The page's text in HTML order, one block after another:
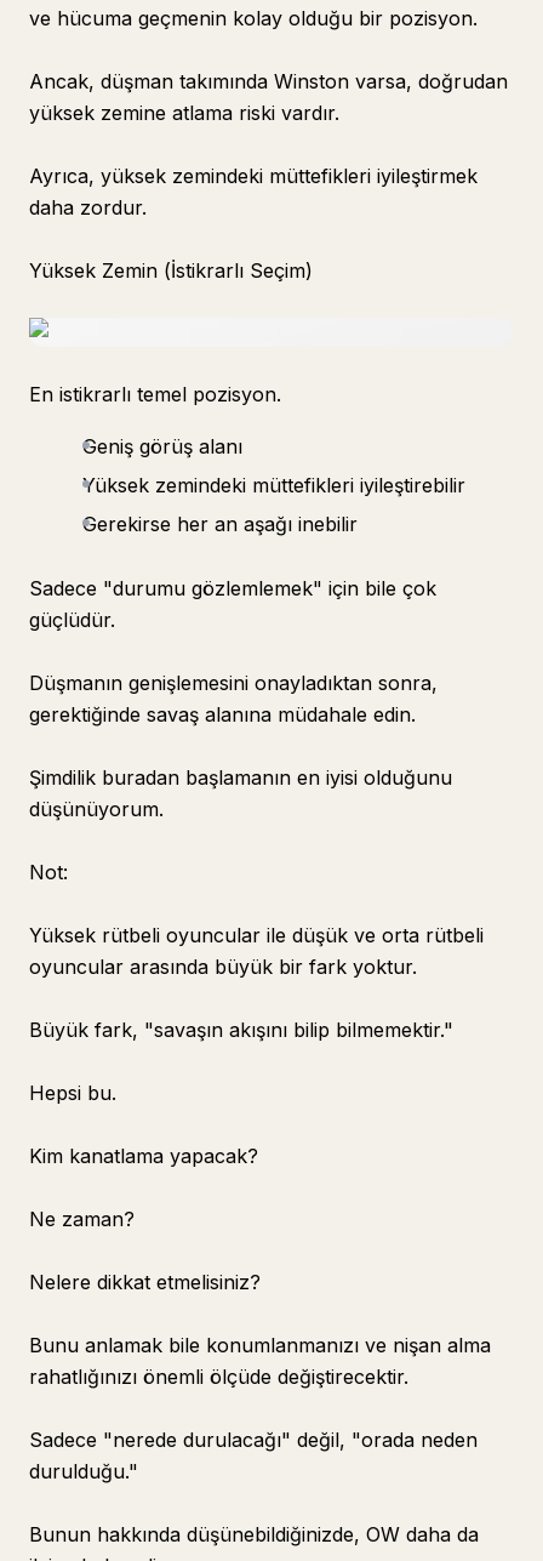
ve hücuma geçmenin kolay olduğu bir pozisyon.
Ancak, düşman takımında Winston varsa, doğrudan
yüksek zemine atlama riski vardır.
Ayrıca, yüksek zemindeki müttefikleri iyileştirmek
daha zordur.
Yüksek Zemin (İstikrarlı Seçim)
En istikrarlı temel pozisyon.
Geniş görüş alanı
Yüksek zemindeki müttefikleri iyileştirebilir
Gerekirse her an aşağı inebilir
Sadece "durumu gözlemlemek" için bile çok
güçlüdür.
Düşmanın genişlemesini onayladıktan sonra,
gerektiğinde savaş alanına müdahale edin.
Şimdilik buradan başlamanın en iyisi olduğunu
düşünüyorum.
Not:
Yüksek rütbeli oyuncular ile düşük ve orta rütbeli
oyuncular arasında büyük bir fark yoktur.
Büyük fark, "savaşın akışını bilip bilmemektir."
Hepsi bu.
Kim kanatlama yapacak?
Ne zaman?
Nelere dikkat etmelisiniz?
Bunu anlamak bile konumlanmanızı ve nişan alma
rahatlığınızı önemli ölçüde değiştirecektir.
Sadece "nerede durulacağı" değil, "orada neden
durulduğu."
Bunun hakkında düşünebildiğinizde, OW daha da